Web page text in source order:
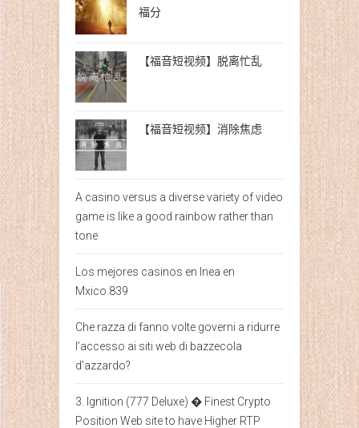
福分
【福音短视频】脱离忙乱
【福音短视频】消除焦虑
A casino versus a diverse variety of video
game is like a good rainbow rather than
tone
Los mejores casinos en lnea en
Mxico.839
Che razza di fanno volte governi a ridurre
l’accesso ai siti web di bazzecola
d’azzardo?
3. Ignition (777 Deluxe) � Finest Crypto
Position Web site to have Higher RTP